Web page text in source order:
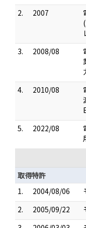
2.
2007
3.
2008/08
4.
2010/08
5.
2022/08
取得特許
1.
2004/08/06
2.
2005/09/22